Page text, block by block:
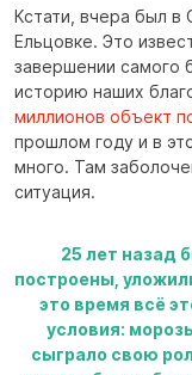
Кстати, вчера был
Ельцовке. Это
завершении самого
историю наших
миллионов объект
прошлом году и в
много. Там
ситуация.
25 лет назад
построены,
это время всё
условия:
сыграло свою